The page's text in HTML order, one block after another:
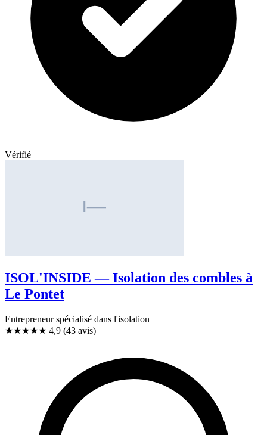
Vérifié
ISOL'INSIDE — Isolation des combles à
Le Pontet
Entrepreneur spécialisé dans l'isolation
★★★★★ 4,9 (43 avis)